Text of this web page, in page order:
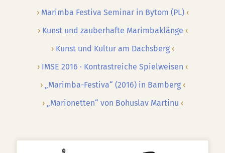
Marimba Festiva Seminar in Bytom (PL)
Kunst und zauberhafte Marimbaklänge
Kunst und Kultur am Dachsberg
IMSE 2016 · Kontrastreiche Spielweisen
„Marimba-Festiva“ (2016) in Bamberg
„Marionetten“ von Bohuslav Martinu